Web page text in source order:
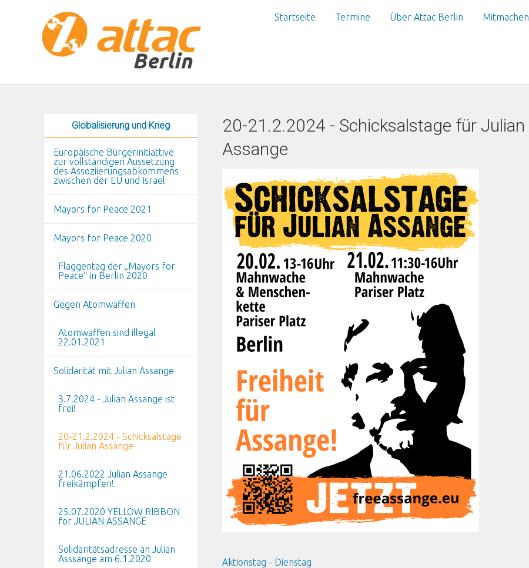
Startseite
Termine Über Attac Berlin Mitmachen
20-21.2.2024 - Schicksalstage für Julian
Assange
Aktionstag - Dienstag
Globalisierung und Krieg
Europäische Bürgerinitiattive
zur vollständigen Aussetzung
des Assoziierungsabkommens
zwischen der EU und Israel
Mayors for Peace 2021
Mayors for Peace 2020
Flaggentag der „Mayors for
Peace“ in Berlin 2020
Gegen Atomwaffen
Atomwaffen sind illegal
22.01.2021
Solidarität mit Julian Assange
3.7.2024 - Julian Assange ist
frei!
20-21.2.2024 - Schicksalstage
für Julian Assange
21.06.2022 Julian Assange
freikämpfen!
25.07.2020 YELLOW RIBBON
for JULIAN ASSANGE
Solidaritätsadresse an Julian
Asssange am 6.1.2020